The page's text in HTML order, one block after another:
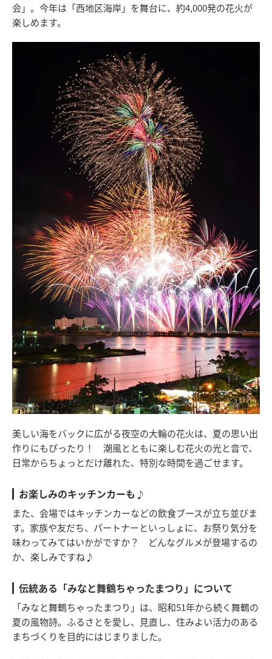
会」。今年は「西地区海岸」を舞台に、約4,000発の花火が
楽しめます。
美しい海をバックに広がる夜空の大輪の花火は、夏の思い出
作りにもぴったり！ 潮風とともに楽しむ花火の光と音で、
日常からちょっとだけ離れた、特別な時間を過ごせます。
お楽しみのキッチンカーも♪
また、会場ではキッチンカーなどの飲食ブースが立ち並びま
す。家族や友だち、パートナーといっしょに、お祭り気分を
味わってみてはいかがですか？ どんなグルメが登場するの
か、楽しみですね♪
伝統ある「みなと舞鶴ちゃったまつり」について
「みなと舞鶴ちゃったまつり」は、昭和51年から続く舞鶴の
夏の風物詩。ふるさとを愛し、見直し、住みよい活力のある
まちづくりを目的にはじまりました。